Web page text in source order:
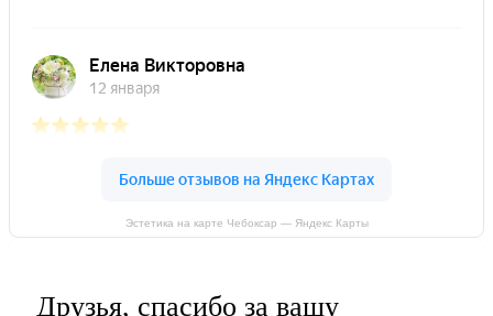
Эстетика на карте Чебоксар — Яндекс Карты
Друзья, спасибо за вашу